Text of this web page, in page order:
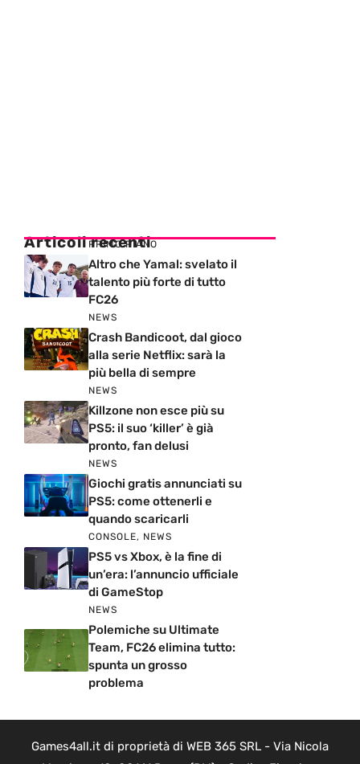
Articoli recenti
PRIMO PIANO
Altro che Yamal: svelato il
talento più forte di tutto
FC26
NEWS
Crash Bandicoot, dal gioco
alla serie Netflix: sarà la
più bella di sempre
NEWS
Killzone non esce più su
PS5: il suo ‘killer’ è già
pronto, fan delusi
NEWS
Giochi gratis annunciati su
PS5: come ottenerli e
quando scaricarli
CONSOLE, NEWS
PS5 vs Xbox, è la fine di
un’era: l’annuncio ufficiale
di GameStop
NEWS
Polemiche su Ultimate
Team, FC26 elimina tutto:
spunta un grosso
problema
Games4all.it di proprietà di WEB 365 SRL - Via Nicola